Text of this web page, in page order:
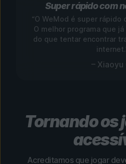
Super rápido com
“O WeMod é super rápido
O melhor programa que
do que tentar encontrar
– Xiaoyu
Tornando os
Acreditamos que jogar